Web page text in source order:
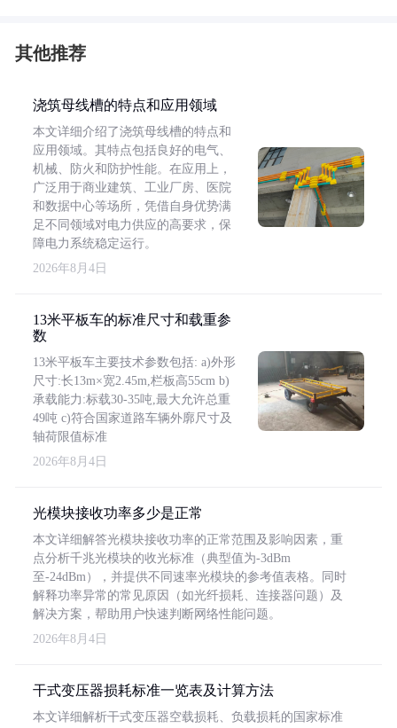
其他推荐
浇筑母线槽的特点和应用领域
本文详细介绍了浇筑母线槽的特点和
应用领域。其特点包括良好的电气、
机械、防火和防护性能。在应用上，
广泛用于商业建筑、工业厂房、医院
和数据中心等场所，凭借自身优势满
足不同领域对电力供应的高要求，保
障电力系统稳定运行。
2026年8月4日
13米平板车的标准尺寸和载重参
数
13米平板车主要技术参数包括: a)外形
尺寸:长13m×宽2.45m,栏板高55cm b)
承载能力:标载30-35吨,最大允许总重
49吨 c)符合国家道路车辆外廓尺寸及
轴荷限值标准
2026年8月4日
光模块接收功率多少是正常
本文详细解答光模块接收功率的正常范围及影响因素，重
点分析千兆光模块的收光标准（典型值为-3dBm
至-24dBm），并提供不同速率光模块的参考值表格。同时
解释功率异常的常见原因（如光纤损耗、连接器问题）及
解决方案，帮助用户快速判断网络性能问题。
2026年8月4日
干式变压器损耗标准一览表及计算方法
本文详细解析干式变压器空载损耗、负载损耗的国家标准